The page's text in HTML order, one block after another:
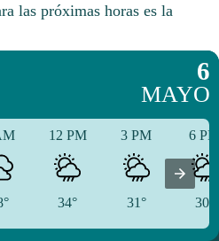
las próximas horas es la
6
MAYO
12 PM
34°
3 PM
31°
6
30°